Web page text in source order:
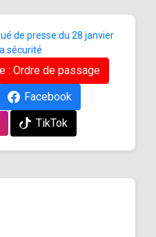
de presse du 28 janvier
sécurité
: Ordre de passage
Facebook
TikTok